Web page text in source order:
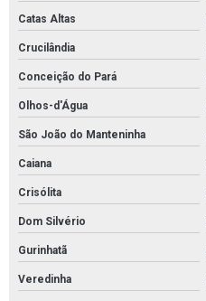
Catas Altas
Crucilândia
Conceição do Pará
Olhos-d'Água
São João do Manteninha
Caiana
Crisólita
Dom Silvério
Gurinhatã
Veredinha